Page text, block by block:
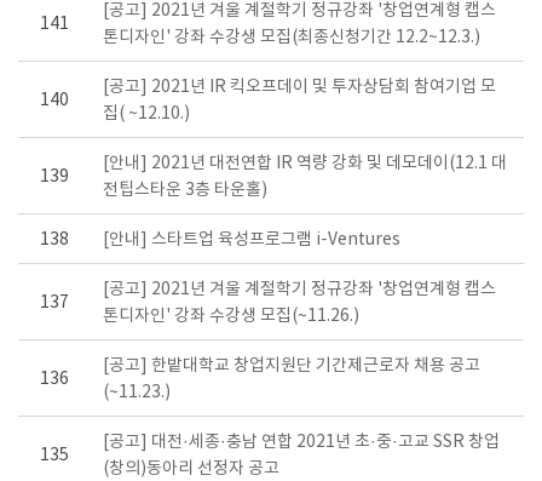
141
[공고] 2021년 겨울 계절학기 정규강좌 '창업연계형 캡스
톤디자인' 강좌 수강생 모집(최종신청기간 12.2~12.3.)
140
[공고] 2021년 IR 킥오프데이 및 투자상담회 참여기업 모
집( ~12.10.)
139
[안내] 2021년 대전연합 IR 역량 강화 및 데모데이(12.1 대
전팁스타운 3층 타운홀)
138 [안내] 스타트업 육성프로그램 i-Ventures
137
[공고] 2021년 겨울 계절학기 정규강좌 '창업연계형 캡스
톤디자인' 강좌 수강생 모집(~11.26.)
136
[공고] 한밭대학교 창업지원단 기간제근로자 채용 공고
(~11.23.)
135
[공고] 대전·세종·충남 연합 2021년 초·중·고교 SSR 창업
(창의)동아리 선정자 공고